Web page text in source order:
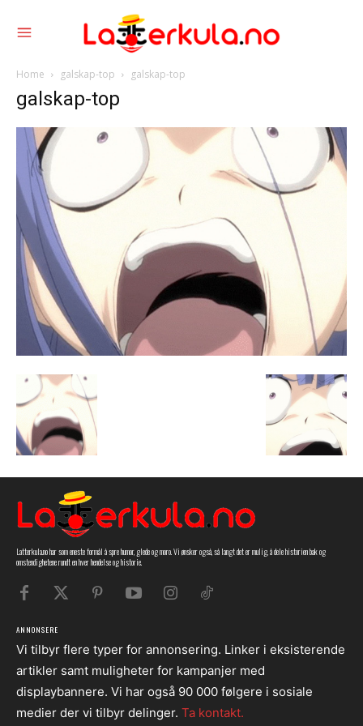
Home galskap-top galskap-top
galskap-top
Latterkula.no har som eneste formål å spre humor, glede og moro. Vi ønsker også, så langt det er mulig, å dele historien bak og
omstendighetene rundt en hver hendelse og historie.
ANNONSERE
Vi tilbyr flere typer for annonsering. Linker i eksisterende
artikler samt muligheter for kampanjer med
displaybannere. Vi har også 90 000 følgere i sosiale
medier der vi tilbyr delinger. Ta kontakt.